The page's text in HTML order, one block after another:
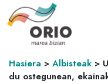
Hasiera > Albisteak >
du ostegunean,